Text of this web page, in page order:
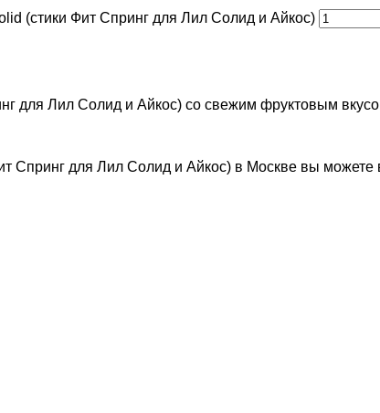
(стики Фит Спринг для Лил Солид и Айкос)
для Лил Солид и Айкос) со свежим фруктовым
Спринг для Лил Солид и Айкос) в Москве вы